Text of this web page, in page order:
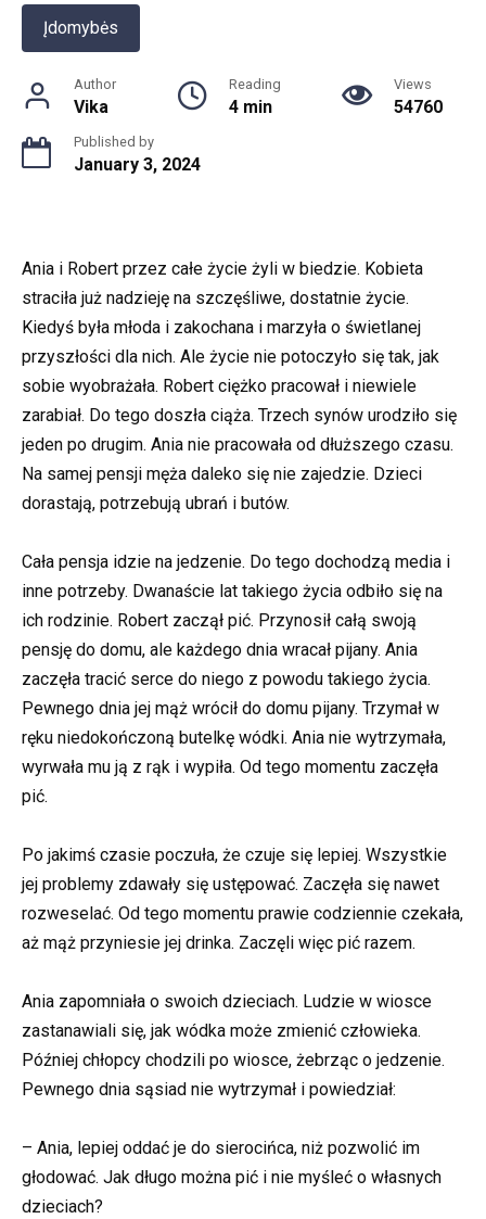
Įdomybės
Author
Vika
Reading
4 min
Views
54760
Published by
January 3, 2024
Ania i Robert przez całe życie żyli w biedzie. Kobieta
straciła już nadzieję na szczęśliwe, dostatnie życie.
Kiedyś była młoda i zakochana i marzyła o świetlanej
przyszłości dla nich. Ale życie nie potoczyło się tak, jak
sobie wyobrażała. Robert ciężko pracował i niewiele
zarabiał. Do tego doszła ciąża. Trzech synów urodziło się
jeden po drugim. Ania nie pracowała od dłuższego czasu.
Na samej pensji męża daleko się nie zajedzie. Dzieci
dorastają, potrzebują ubrań i butów.
Cała pensja idzie na jedzenie. Do tego dochodzą media i
inne potrzeby. Dwanaście lat takiego życia odbiło się na
ich rodzinie. Robert zaczął pić. Przynosił całą swoją
pensję do domu, ale każdego dnia wracał pijany. Ania
zaczęła tracić serce do niego z powodu takiego życia.
Pewnego dnia jej mąż wrócił do domu pijany. Trzymał w
ręku niedokończoną butelkę wódki. Ania nie wytrzymała,
wyrwała mu ją z rąk i wypiła. Od tego momentu zaczęła
pić.
Po jakimś czasie poczuła, że czuje się lepiej. Wszystkie
jej problemy zdawały się ustępować. Zaczęła się nawet
rozweselać. Od tego momentu prawie codziennie czekała,
aż mąż przyniesie jej drinka. Zaczęli więc pić razem.
Ania zapomniała o swoich dzieciach. Ludzie w wiosce
zastanawiali się, jak wódka może zmienić człowieka.
Później chłopcy chodzili po wiosce, żebrząc o jedzenie.
Pewnego dnia sąsiad nie wytrzymał i powiedział:
– Ania, lepiej oddać je do sierocińca, niż pozwolić im
głodować. Jak długo można pić i nie myśleć o własnych
dzieciach?